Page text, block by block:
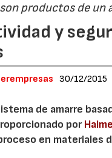
productos de un
y
30/12/2015
de amarre
por
en materiales